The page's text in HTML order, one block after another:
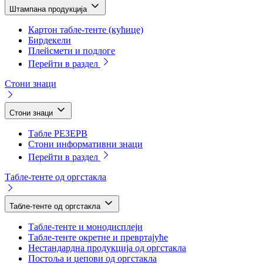
Штампана продукција
Картон табле-тенте (кућице)
Бирдекели
Плейсмети и подлоге
Перейти в раздел
Стони знаци
Стони знаци
Табле РЕЗЕРВ
Стони информативни знаци
Перейти в раздел
Табле-тенте од оргстакла
Табле-тенте од оргстакла
Табле-тенте и монодисплеји
Табле-тенте окретне и превртајуће
Нестандардна продукција од оргстакла
Постоља и џепови од оргстакла